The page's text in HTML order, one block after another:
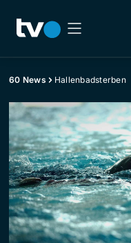
60 News Hallenbadsterben